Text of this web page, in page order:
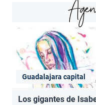
Guadalajara capital
Los gigantes de